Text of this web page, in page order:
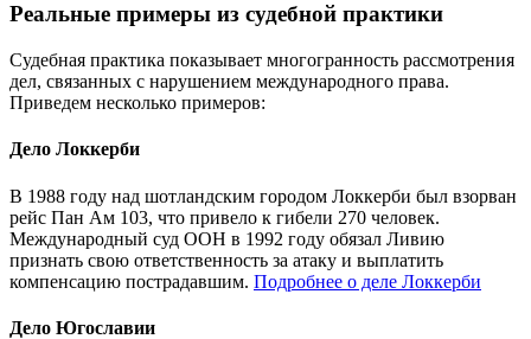
Реальные примеры из судебной практики
Судебная практика показывает многогранность рассмотрения
дел, связанных с нарушением международного права.
Приведем несколько примеров:
Дело Локкерби
В 1988 году над шотландским городом Локкерби был взорван
рейс Пан Ам 103, что привело к гибели 270 человек.
Международный суд ООН в 1992 году обязал Ливию
признать свою ответственность за атаку и выплатить
компенсацию пострадавшим. Подробнее о деле Локкерби
Дело Югославии